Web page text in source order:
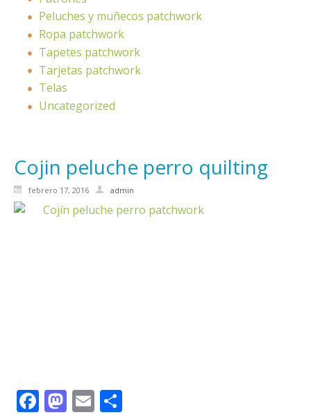
Peluches y muñecos patchwork
Ropa patchwork
Tapetes patchwork
Tarjetas patchwork
Telas
Uncategorized
Cojin peluche perro quilting
febrero 17, 2016 admin
Facebook
Mastodon
Email